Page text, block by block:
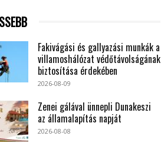
Fakivágási és gallyazási munkák a
villamoshálózat védőtávolságának
biztosítása érdekében
2026-08-09
Zenei gálával ünnepli Dunakeszi
az államalapítás napját
2026-08-08